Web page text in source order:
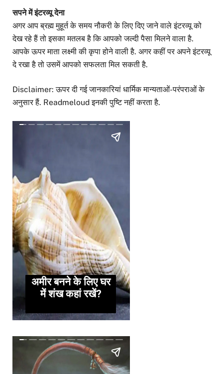
सपने में इंटरव्यू देना
अगर आप ब्रह्म मुहूर्त के समय नौकरी के लिए दिए जाने वाले इंटरव्यू को
देख रहे हैं तो इसका मतलब है कि आपको जल्दी पैसा मिलने वाला है.
आपके ऊपर माता लक्ष्मी की कृपा होने वाली है. अगर कहीं पर अपने इंटरव्यू
दे रखा है तो उसमें आपको सफलता मिल सकती है.
Disclaimer: ऊपर दी गई जानकारियां धार्मिक मान्यताओं-परंपराओं के
अनुसार हैं. Readmeloud इनकी पुष्टि नहीं करता है.